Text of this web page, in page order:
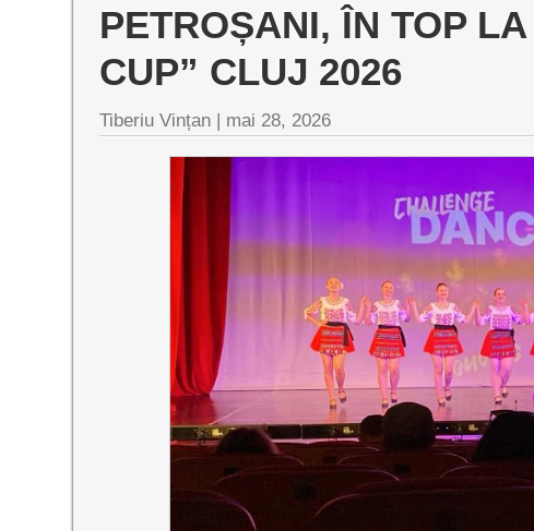
PETROȘANI, ÎN TOP
CUP” CLUJ 2026
Tiberiu Vințan | mai 28, 2026